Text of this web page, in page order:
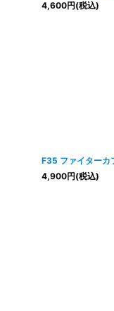
4,600円(税込)
F35 ファイターカ
4,900円(税込)